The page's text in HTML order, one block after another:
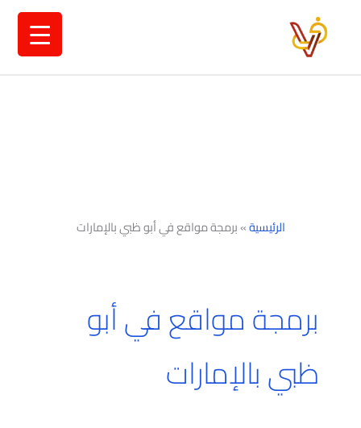
الرئيسية»برمجة مواقع في أبو ظبي بالإمارات
برمجة مواقع في أبو
ظبي بالإمارات